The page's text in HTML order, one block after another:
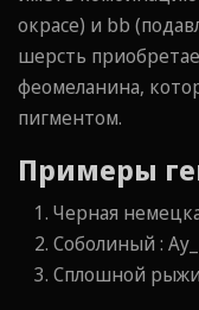
окрасе) и bb
шерсть
феомеланина,
пигментом.
Примеры
Черная
Соболиный :
Сплошной